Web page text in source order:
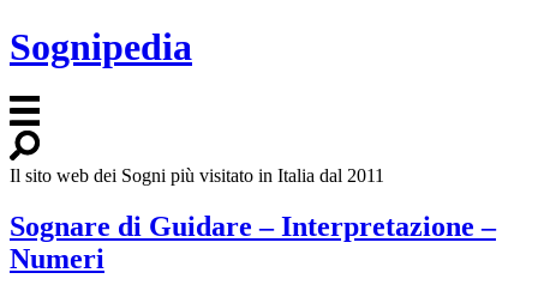
Sognipedia
Il sito web dei Sogni più visitato in Italia dal 2011
Sognare di Guidare – Interpretazione –
Numeri